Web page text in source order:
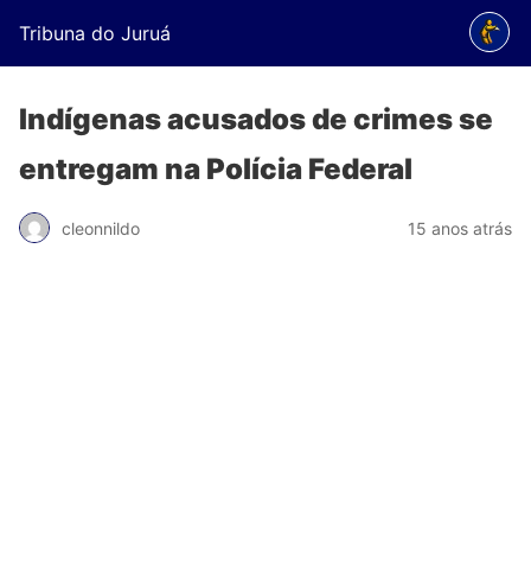
Tribuna do Juruá
Indígenas acusados de crimes se
entregam na Polícia Federal
cleonnildo 15 anos atrás